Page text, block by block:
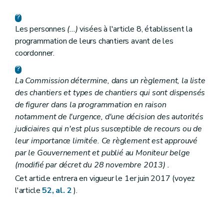
Les personnes (...)visées à l'article 8, établissent la
programmation de leurs chantiers avant de les
coordonner.
La Commission détermine, dans un règlement, la liste
des chantiers et types de chantiers qui sont dispensés
de figurer dans la programmation en raison
notamment de l'urgence, d'une décision des autorités
judiciaires qui n'est plus susceptible de recours ou de
leur importance limitée. Ce règlement est approuvé
par le Gouvernement et publié auMoniteur belge
(modifié par décret du 28 novembre 2013) .
Cet article entrera en vigueur le 1er juin 2017 (voyez
l'article52, al. 2).